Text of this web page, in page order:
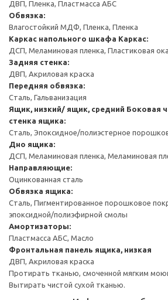
ДВП, Пленка, Пластмасса АБС
Обвязка:
Влагостойкий МДФ, Пленка, Пленка
Каркас напольного шкафа Каркас:
ДСП, Меламиновая пленка, Пластиковая
Задняя стенка:
ДВП, Акриловая краска
Передняя обвязка:
Сталь, Гальванизация
Ящик, низкий/ ящик, средний Боковая
стенка ящика:
Сталь, Эпоксидное/полиэстерное
Дно ящика:
ДСП, Меламиновая пленка, Меламиновая
Направляющие:
Оцинкованная сталь
Обвязка ящика:
Сталь, Пигментированное порошковое
эпоксидной/полиэфирной смолы
Амортизаторы:
Пластмасса АБС, Масло
Фронтальная панель ящика, низкая
ДВП, Акриловая краска
Протирать тканью, смоченной мягким
Вытирать чистой сухой тканью.